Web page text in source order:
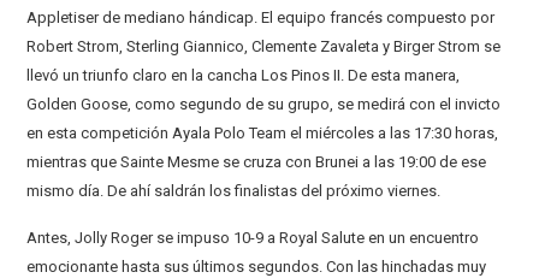
Appletiser de mediano hándicap. El equipo francés compuesto por
Robert Strom, Sterling Giannico, Clemente Zavaleta y Birger Strom se
llevó un triunfo claro en la cancha Los Pinos II. De esta manera,
Golden Goose, como segundo de su grupo, se medirá con el invicto
en esta competición Ayala Polo Team el miércoles a las 17:30 horas,
mientras que Sainte Mesme se cruza con Brunei a las 19:00 de ese
mismo día. De ahí saldrán los finalistas del próximo viernes.
Antes, Jolly Roger se impuso 10-9 a Royal Salute en un encuentro
emocionante hasta sus últimos segundos. Con las hinchadas muy